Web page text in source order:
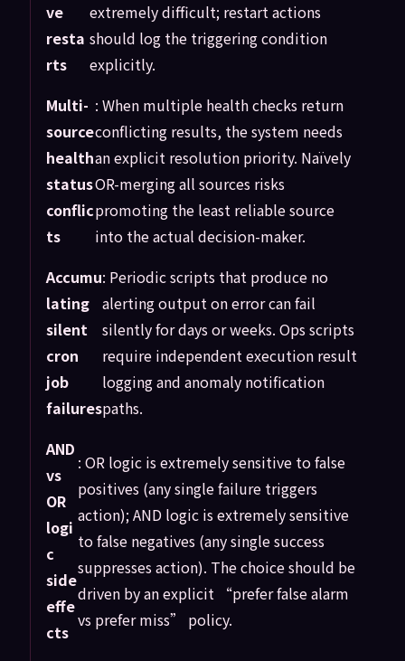
ve
resta
rts
extremely difficult; restart actions
should log the triggering condition
explicitly.
Multi-
source
health
status
conflic
ts
: When multiple health checks return
conflicting results, the system needs
an explicit resolution priority. Naïvely
OR-merging all sources risks
promoting the least reliable source
into the actual decision-maker.
Accumu
lating
silent
cron
job
failures
: Periodic scripts that produce no
alerting output on error can fail
silently for days or weeks. Ops scripts
require independent execution result
logging and anomaly notification
paths.
AND
vs
OR
logi
c
side
effe
cts
: OR logic is extremely sensitive to false
positives (any single failure triggers
action); AND logic is extremely sensitive
to false negatives (any single success
suppresses action). The choice should be
driven by an explicit “prefer false alarm
vs prefer miss” policy.